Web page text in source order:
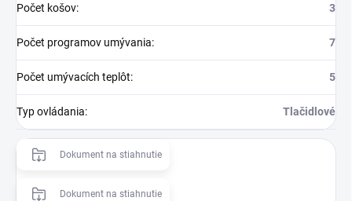
Počet košov: 3
Počet programov umývania: 7
Počet umývacích teplôt: 5
Typ ovládania: Tlačidlové
Dokument na stiahnutie
Dokument na stiahnutie